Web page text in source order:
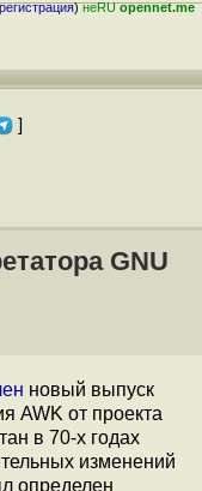
регистрация)неRUopennet.me
]
GNU
новый выпуск
AWK от проекта
в 70-х годах
изменений
определен